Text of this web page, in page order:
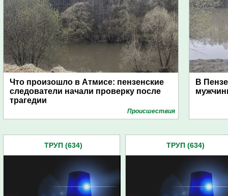
Что произошло в Атмисе: пензенские
следователи начали проверку после
трагедии
Проиcшествия
В
ТРУП (634) ТРУП (634)